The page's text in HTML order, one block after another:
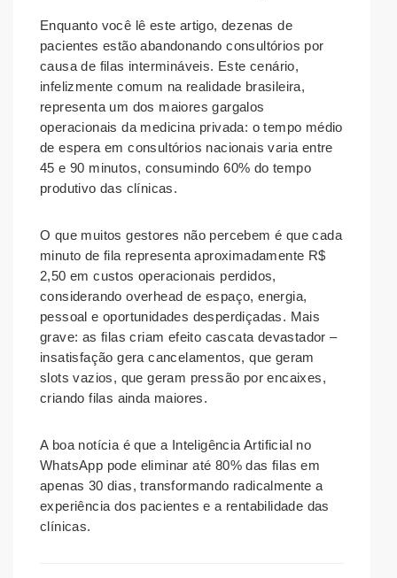
Enquanto você lê este artigo, dezenas de
pacientes estão abandonando consultórios por
causa de filas intermináveis. Este cenário,
infelizmente comum na realidade brasileira,
representa um dos maiores gargalos
operacionais da medicina privada: o tempo médio
de espera em consultórios nacionais varia entre
45 e 90 minutos, consumindo 60% do tempo
produtivo das clínicas.
O que muitos gestores não percebem é que cada
minuto de fila representa aproximadamente R$
2,50 em custos operacionais perdidos,
considerando overhead de espaço, energia,
pessoal e oportunidades desperdiçadas. Mais
grave: as filas criam efeito cascata devastador –
insatisfação gera cancelamentos, que geram
slots vazios, que geram pressão por encaixes,
criando filas ainda maiores.
A boa notícia é que a Inteligência Artificial no
WhatsApp pode eliminar até 80% das filas em
apenas 30 dias, transformando radicalmente a
experiência dos pacientes e a rentabilidade das
clínicas.